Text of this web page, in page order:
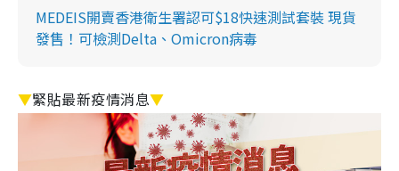
MEDEIS開賣香港衛生署認可$18快速測試套裝 現貨
發售！可檢測Delta、Omicron病毒
▼緊貼最新疫情消息▼